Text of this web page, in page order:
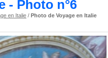
- Photo n°6
en Italie /Photo de Voyage en Italie